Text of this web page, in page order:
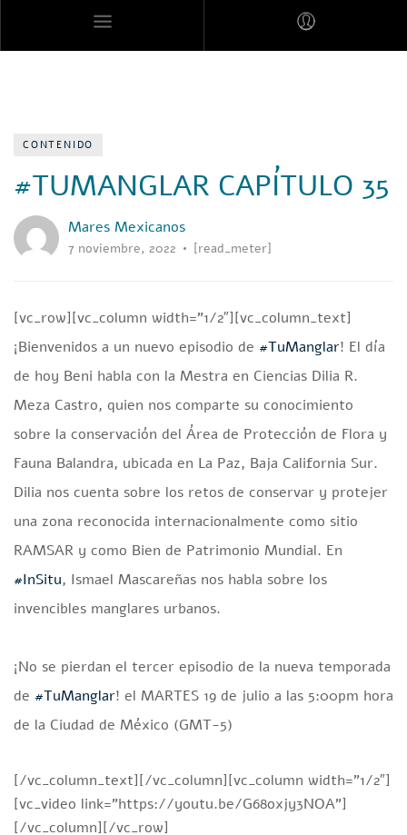
CONTENIDO
#TUMANGLAR CAPÍTULO 35
Mares Mexicanos
7 noviembre, 2022 [read_meter]
[vc_row][vc_column width=”1/2″][vc_column_text]
¡Bienvenidos a un nuevo episodio de #TuManglar! El día
de hoy Beni habla con la Mestra en Ciencias Dilia R.
Meza Castro, quien nos comparte su conocimiento
sobre la conservación del Área de Protección de Flora y
Fauna Balandra, ubicada en La Paz, Baja California Sur.
Dilia nos cuenta sobre los retos de conservar y protejer
una zona reconocida internacionalmente como sitio
RAMSAR y como Bien de Patrimonio Mundial. En
#InSitu, Ismael Mascareñas nos habla sobre los
invencibles manglares urbanos.
¡No se pierdan el tercer episodio de la nueva temporada
de #TuManglar! el MARTES 19 de julio a las 5:00pm hora
de la Ciudad de México (GMT-5)
[/vc_column_text][/vc_column][vc_column width=”1/2″]
[vc_video link=”https://youtu.be/G68oxjy3NOA”]
[/vc_column][/vc_row]